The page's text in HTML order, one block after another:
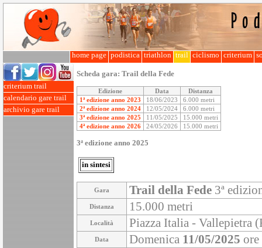
home page podistica triathlon trail ciclismo criterium
criterium trail
calendario gare trail
archivio gare trail
Scheda gara: Trail della Fede
Edizione Data
Distanza
1ª edizione anno 2023
18/06/2023
6.000 metri
2ª edizione anno 2024
12/05/2024
6.000 metri
3ª edizione anno 2025
11/05/2025
15.000 metri
4ª edizione anno 2026
24/05/2026 15.000 metri
3ª edizione anno 2025
in sintesi
Gara Trail della Fede 3ª
Distanza 15.000 metri
Località Piazza Italia - Vallepietra
Data Domenica 11/05/2025